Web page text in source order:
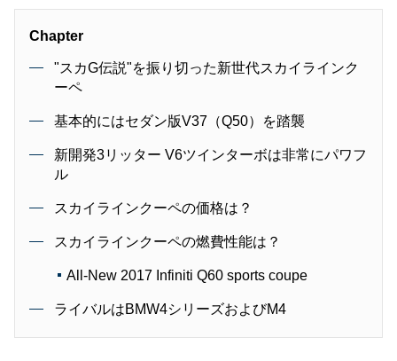
Chapter
"スカG伝説"を振り切った新世代スカイラインク
ーペ
基本的にはセダン版V37（Q50）を踏襲
新開発3リッター V6ツインターボは非常にパワフ
ル
スカイラインクーペの価格は？
スカイラインクーペの燃費性能は？
All-New 2017 Infiniti Q60 sports coupe
ライバルはBMW4シリーズおよびM4